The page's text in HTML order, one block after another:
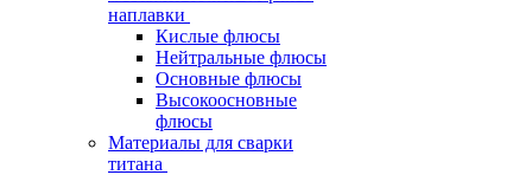
наплавки
Кислые флюсы
Нейтральные флюсы
Основные флюсы
Высокоосновные
флюсы
Материалы для сварки
титана